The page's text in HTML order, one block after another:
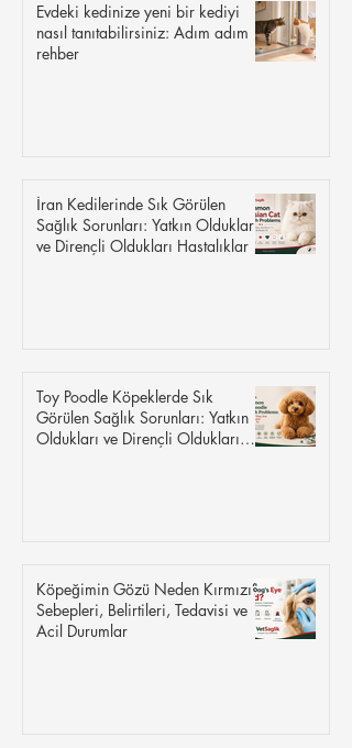
Evdeki kedinize yeni bir kediyi
nasıl tanıtabilirsiniz: Adım adım
rehber
İran Kedilerinde Sık Görülen
Sağlık Sorunları: Yatkın Oldukları
ve Dirençli Oldukları Hastalıklar
Toy Poodle Köpeklerde Sık
Görülen Sağlık Sorunları: Yatkın
Oldukları ve Dirençli Oldukları
Köpeğimin Gözü Neden Kırmızı?
Sebepleri, Belirtileri, Tedavisi ve
Acil Durumlar